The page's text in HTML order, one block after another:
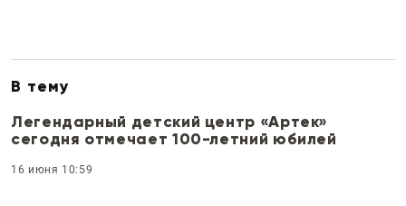
В тему
Легендарный детский центр «Артек»
сегодня отмечает 100-летний юбилей
16 июня 10:59